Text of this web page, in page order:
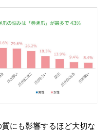
にも影響するほど大切な